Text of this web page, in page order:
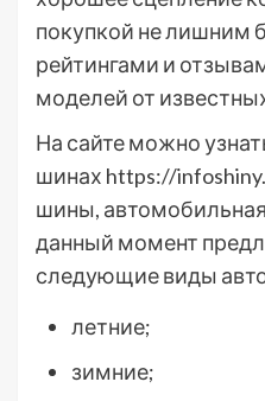
покупкой не лишним
рейтингами и
моделей от
На сайте можно
шинах https://
шины,
данный момент
следующие виды
летние;
зимние;